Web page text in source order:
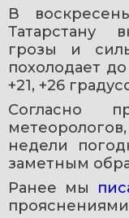
В
Татарстану
грозы и
похолодает
+21, +26
Согласно
недели
заметным
Ранее мы
прояснениями